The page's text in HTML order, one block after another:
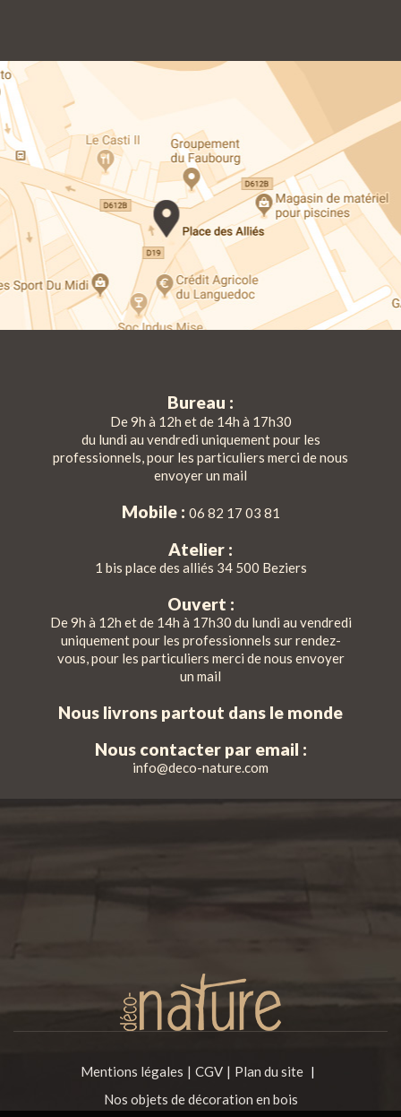
Bureau :
De 9h à 12h et de 14h à 17h30
du lundi au vendredi uniquement pour les
professionnels, pour les particuliers merci de nous
envoyer un mail
Mobile : 06 82 17 03 81
Atelier :
1 bis place des alliés 34 500 Beziers
Ouvert :
De 9h à 12h et de 14h à 17h30 du lundi au vendredi
uniquement pour les professionnels sur rendez-
vous, pour les particuliers merci de nous envoyer
un mail
Nous livrons partout dans le monde
Nous contacter par email :
info@deco-nature.com
Mentions légales CGV Plan du site |
Nos objets de décoration en bois